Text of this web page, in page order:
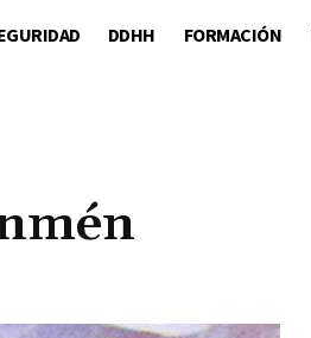
DDHH FORMACIÓN